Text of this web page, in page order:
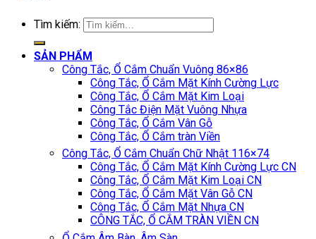
Tìm kiếm:
SẢN PHẨM
Công Tắc, Ổ Cắm Chuẩn Vuông 86×86
Công Tắc, Ổ Cắm Mặt Kính Cường Lực
Công Tắc, Ổ Cắm Mặt Kim Loại
Công Tắc Điện Mặt Vuông Nhựa
Công Tắc, Ổ Cắm Vân Gỗ
Công Tắc, Ổ Cắm tràn Viền
Công Tắc, Ổ Cắm Chuẩn Chữ Nhật 116×74
Công Tắc, Ổ Cắm Mặt Kính Cường Lực CN
Công Tắc, Ổ Cắm Mặt Kim Loại CN
Công Tắc, Ổ Cắm Mặt Vân Gỗ CN
Công Tắc, Ổ Cắm Mặt Nhựa CN
CÔNG TẮC, Ổ CẮM TRÀN VIỀN CN